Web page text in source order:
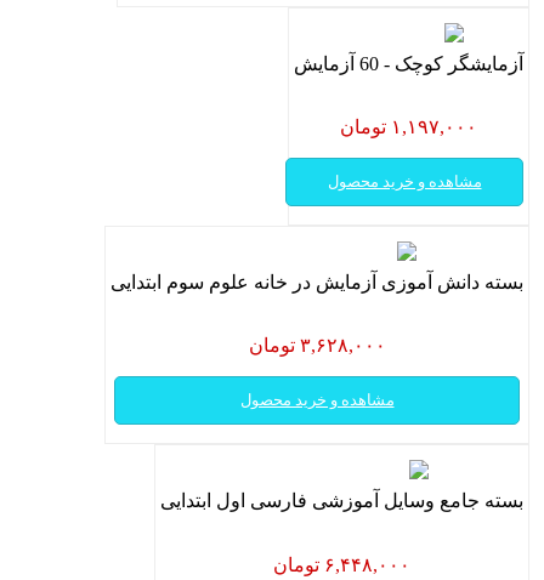
آزمایشگر کوچک - 60 آزمایش
۱,۱۹۷,۰۰۰ تومان
مشاهده و خرید محصول
بسته دانش آموزی آزمایش در خانه علوم سوم ابتدایی
۳,۶۲۸,۰۰۰ تومان
مشاهده و خرید محصول
بسته جامع وسایل آموزشی فارسی اول ابتدایی
۶,۴۴۸,۰۰۰ تومان